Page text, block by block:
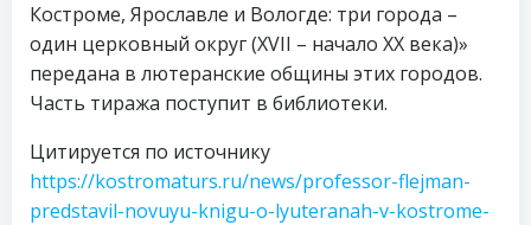
Костроме, Ярославле и Вологде: три города –
один церковный округ (XVII – начало XX века)»
передана в лютеранские общины этих городов.
Часть тиража поступит в библиотеки.
Цитируется по источнику
https://kostromaturs.ru/news/professor-flejman-
predstavil-novuyu-knigu-o-lyuteranah-v-kostrome-